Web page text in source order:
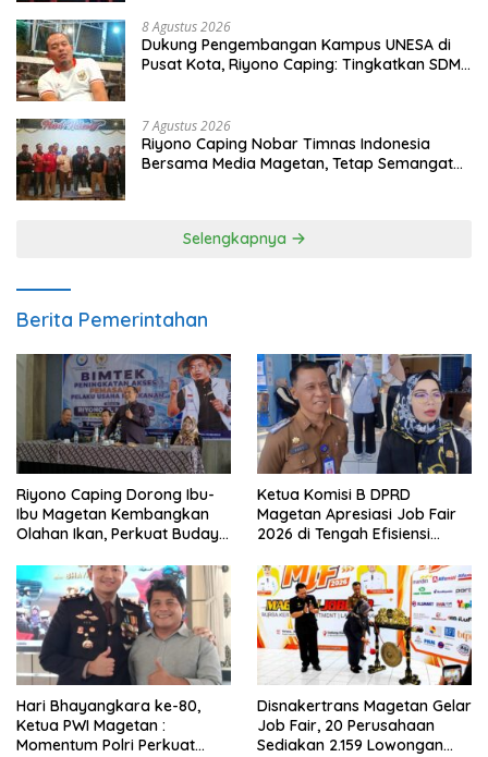
8 Agustus 2026
Dukung Pengembangan Kampus UNESA di
Pusat Kota, Riyono Caping: Tingkatkan SDM
7 Agustus 2026
Riyono Caping Nobar Timnas Indonesia
Bersama Media Magetan, Tetap Semangat
Selengkapnya
Berita Pemerintahan
Riyono Caping Dorong Ibu-
Ibu Magetan Kembangkan
Olahan Ikan, Perkuat Budaya
Ketua Komisi B DPRD
Magetan Apresiasi Job Fair
2026 di Tengah Efisiensi
Hari Bhayangkara ke-80,
Ketua PWI Magetan :
Momentum Polri Perkuat
Disnakertrans Magetan Gelar
Job Fair, 20 Perusahaan
Sediakan 2.159 Lowongan